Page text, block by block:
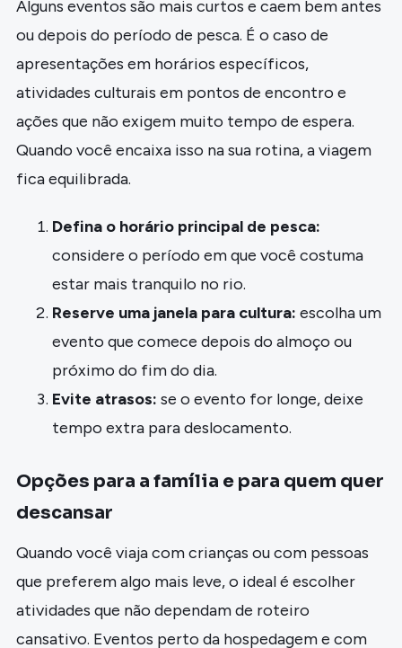
Alguns eventos são mais curtos e caem bem antes
ou depois do período de pesca. É o caso de
apresentações em horários específicos,
atividades culturais em pontos de encontro e
ações que não exigem muito tempo de espera.
Quando você encaixa isso na sua rotina, a viagem
fica equilibrada.
Defina o horário principal de pesca:
considere o período em que você costuma
estar mais tranquilo no rio.
Reserve uma janela para cultura: escolha um
evento que comece depois do almoço ou
próximo do fim do dia.
Evite atrasos: se o evento for longe, deixe
tempo extra para deslocamento.
Opções para a família e para quem quer
descansar
Quando você viaja com crianças ou com pessoas
que preferem algo mais leve, o ideal é escolher
atividades que não dependam de roteiro
cansativo. Eventos perto da hospedagem e com